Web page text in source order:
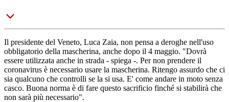
Il presidente del Veneto, Luca Zaia, non pensa a deroghe nell'uso
obbligatorio della mascherina, anche dopo il 4 maggio. "Dovrà
essere utilizzata anche in strada - spiega -. Per non prendere il
coronavirus è necessario usare la mascherina. Ritengo assurdo che ci
sia qualcuno che controlli se la si usa. E' come andare in moto senza
casco. Buona norma è di fare questo sacrificio finché si stabilirà che
non sarà più necessario".